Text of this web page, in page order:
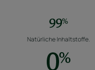
Natürliche Inhaltstoffe.